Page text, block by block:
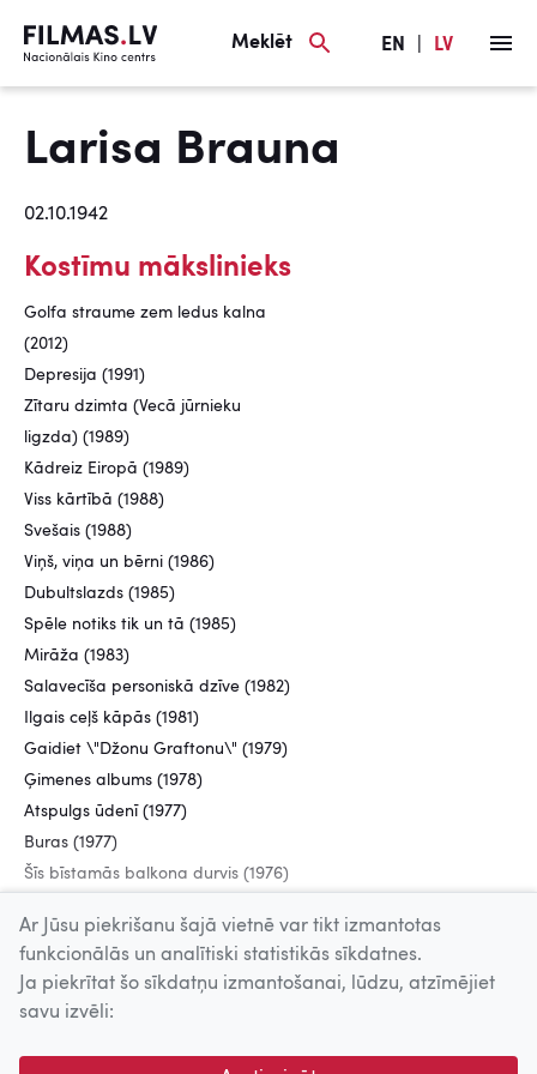
Meklēt EN LV
Larisa Brauna
02.10.1942
Kostīmu mākslinieks
Golfa straume zem ledus kalna
(2012)
Depresija (1991)
Zītaru dzimta (Vecā jūrnieku
ligzda) (1989)
Kādreiz Eiropā (1989)
Viss kārtībā (1988)
Svešais (1988)
Viņš, viņa un bērni (1986)
Dubultslazds (1985)
Spēle notiks tik un tā (1985)
Mirāža (1983)
Salavecīša personiskā dzīve (1982)
Ilgais ceļš kāpās (1981)
Gaidiet \"Džonu Graftonu\" (1979)
Ģimenes albums (1978)
Atspulgs ūdenī (1977)
Buras (1977)
Šīs bīstamās balkona durvis (1976)
Uz augšu
© 2026 Nacionālais Kino centrs, Kultūras informācijas sistēmu
Ar Jūsu piekrišanu šajā vietnē var tikt izmantotas
funkcionālās un analītiski statistikās sīkdatnes.
Ja piekrītat šo sīkdatņu izmantošanai, lūdzu, atzīmējiet
savu izvēli: